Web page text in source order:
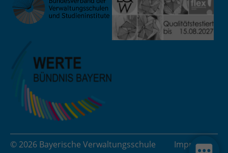
© 2026 Bayerische Verwaltungsschule
Impressum
Laufzeit Session
Betrieb TYPO3